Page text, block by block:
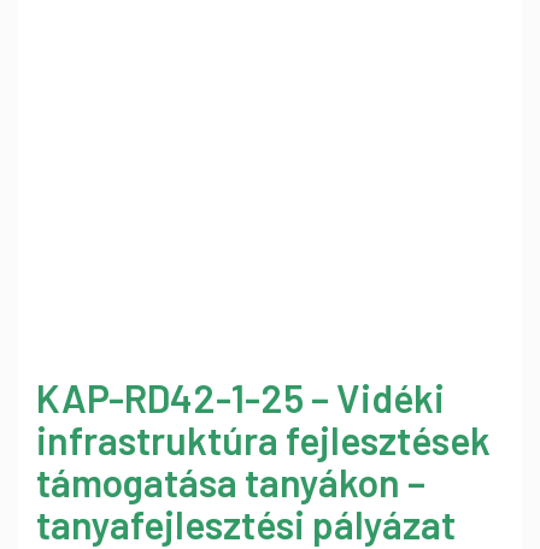
KAP-RD42-1-25 – Vidéki
infrastruktúra fejlesztések
támogatása tanyákon –
tanyafejlesztési pályázat